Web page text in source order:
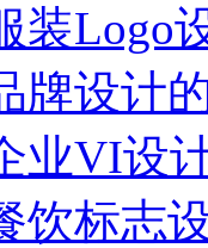
装Logo
牌设计
业VI设
饮标志